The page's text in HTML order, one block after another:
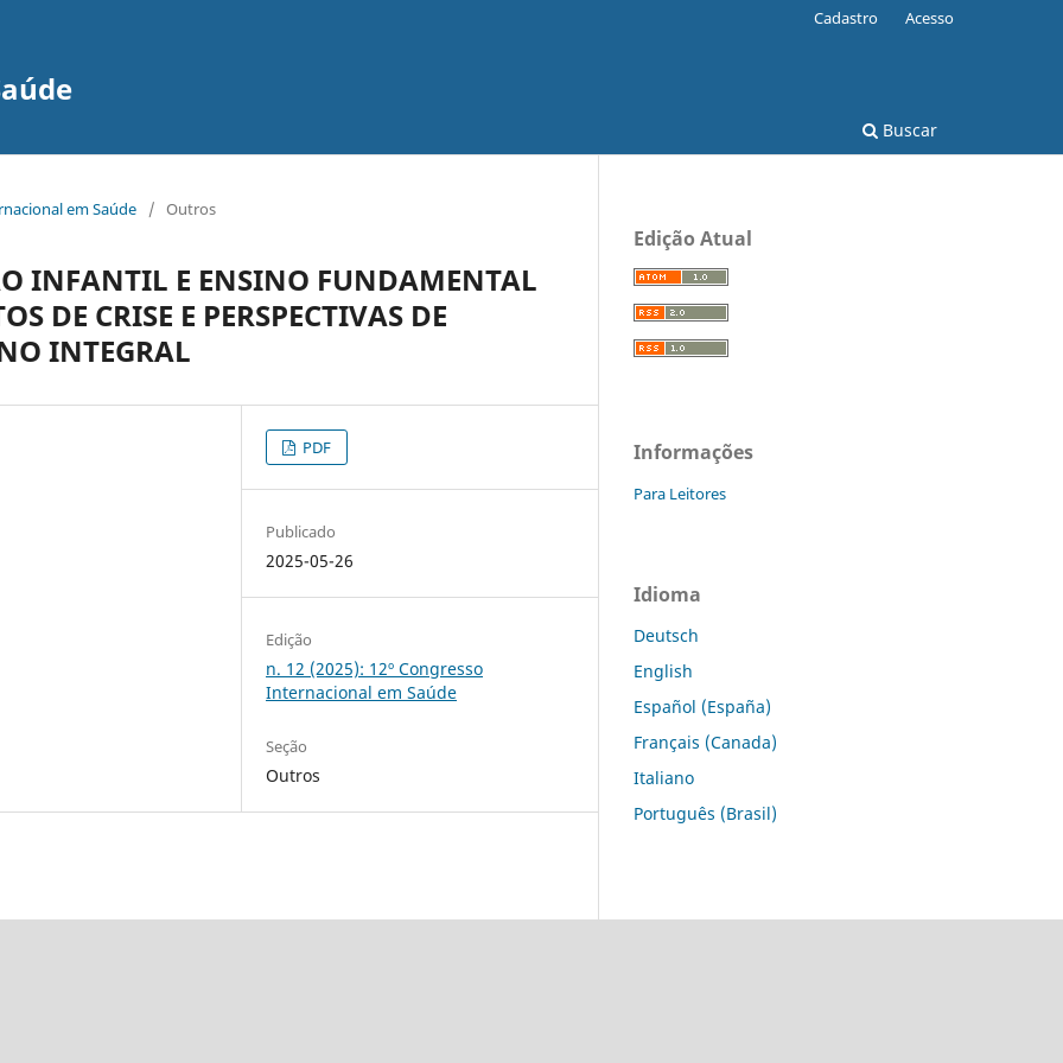
Buscar
Cadastro Acesso
em Saúde / Outros
INFANTIL E ENSINO FUNDAMENTAL
DE CRISE E PERSPECTIVAS DE
INTEGRAL
PDF
Publicado
2025-05-26
Edição
n. 12 (2025): 12º Congresso
Internacional em Saúde
Seção
Outros
Edição Atual
Informações
Para Leitores
Idioma
Deutsch
English
Español (España)
Français (Canada)
Italiano
Português (Brasil)